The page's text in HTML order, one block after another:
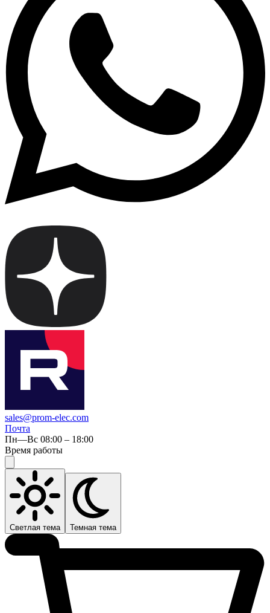
sales@prom-elec.com
Почта
Пн—Вс 08:00 – 18:00
Время работы
Светлая тема Темная тема